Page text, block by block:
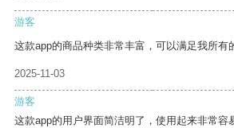
游客
这款app的商品种类非常丰富，可以满足我所有
2025-11-03
游客
这款app的用户界面简洁明了，使用起来非常容